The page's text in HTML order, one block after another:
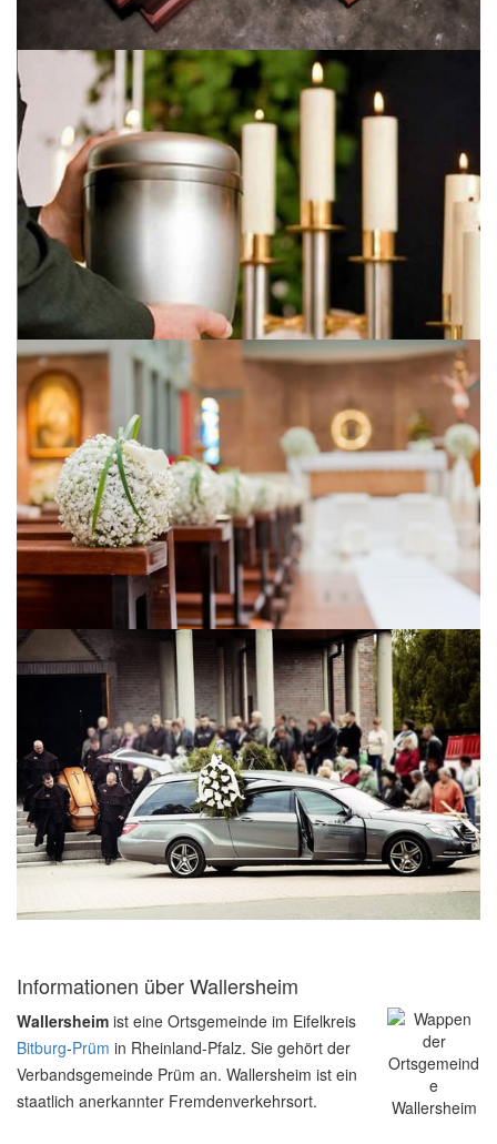
Informationen über Wallersheim
Wallersheim ist eine Ortsgemeinde im Eifelkreis
Bitburg-Prüm in Rheinland-Pfalz. Sie gehört der
Verbandsgemeinde Prüm an. Wallersheim ist ein
staatlich anerkannter Fremdenverkehrsort.